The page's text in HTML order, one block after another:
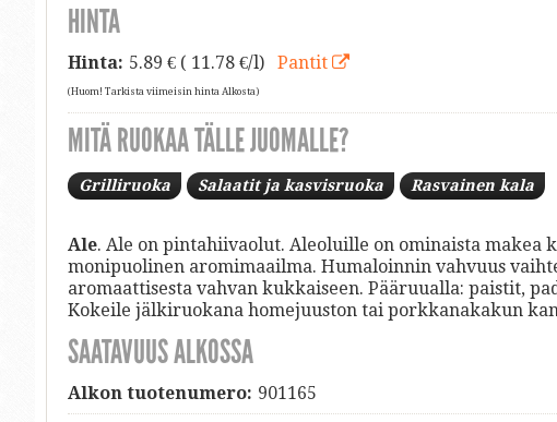
HINTA
Hinta: 5.89 € ( 11.78 €/l) Pantit
(Huom! Tarkista viimeisin hinta Alkosta)
MITÄ RUOKAA TÄLLE JUOMALLE?
Grilliruoka Salaatit ja kasvisruoka Rasvainen kala
Ale. Ale on pintahiivaolut. Aleoluille on ominaista makea
monipuolinen aromimaailma. Humaloinnin vahvuus
aromaattisesta vahvan kukkaiseen. Pääruualla: paistit,
Kokeile jälkiruokana homejuuston tai porkkanakakun
SAATAVUUS ALKOSSA
Alkon tuotenumero: 901165